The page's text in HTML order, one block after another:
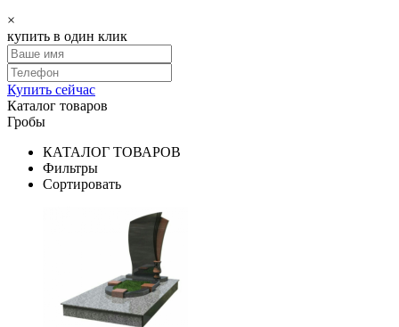
×
купить в один клик
Купить сейчас
Каталог товаров
Гробы
КАТАЛОГ ТОВАРОВ
Фильтры
Сортировать